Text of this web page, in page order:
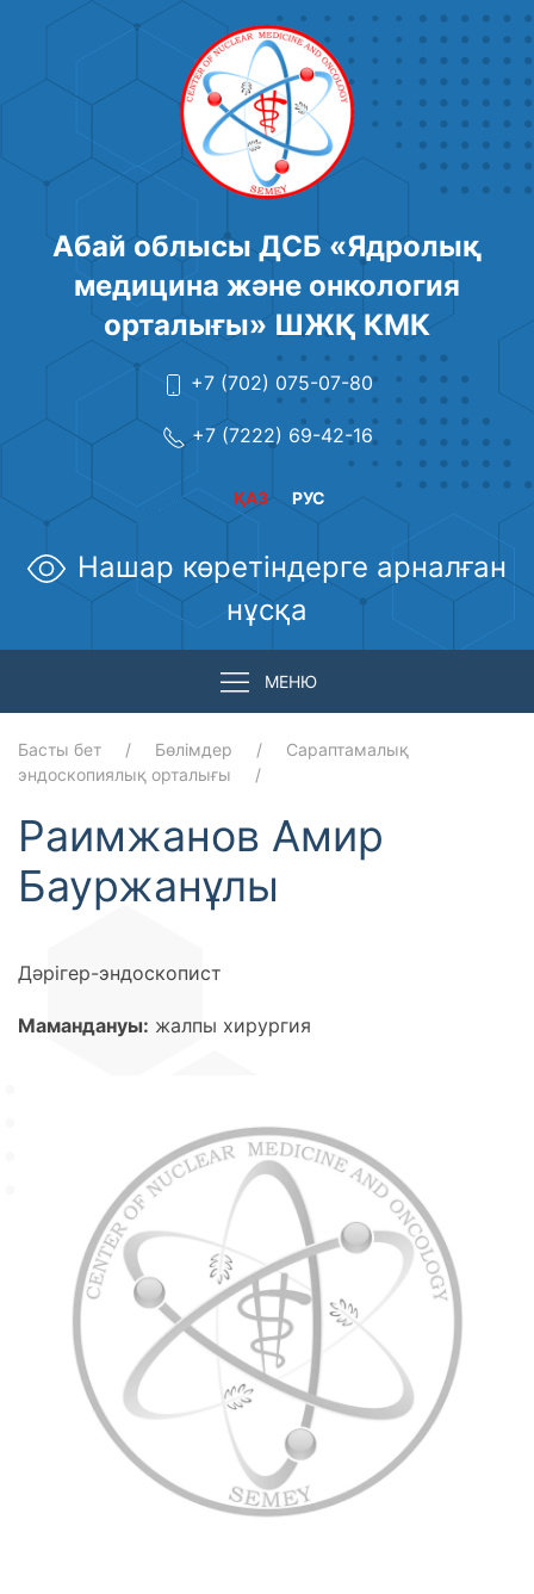
Абай облысы ДСБ «Ядролық
медицина және онкология
орталығы» ШЖҚ КМК
+7 (702) 075-07-80
+7 (7222) 69-42-16
РУС
ҚАЗ
Нашар көретіндерге арналған
нұсқа
МЕНЮ
Басты бет Бөлімдер
Сараптамалық
эндоскопиялық орталығы
Раимжанов Амир
Бауржанұлы
Дәрігер-эндоскопист
Мамандануы: жалпы хирургия